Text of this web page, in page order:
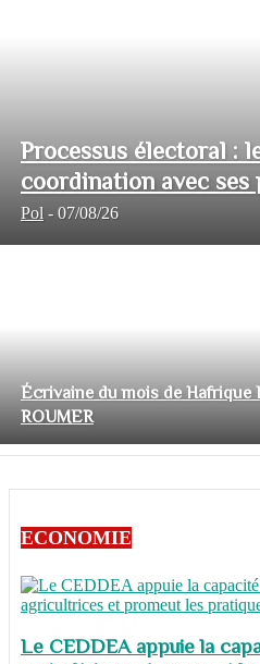
Processus électoral :
coordination avec ses
Pol - 07/08/26
Écrivaine du mois de Hafrique
ROUMER
ECONOMIE
Le CEDDEA appuie la